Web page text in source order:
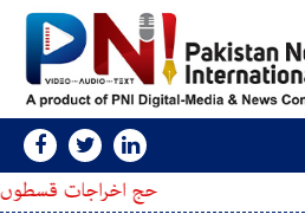
حج اخراجات قسطوں میں ؟ نیا طریقہ کار